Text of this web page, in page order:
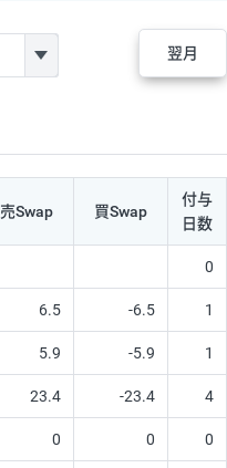
翌月
売Swap 買Swap
付与
日数
0
6.5 -6.5 1
5.9 -5.9 1
23.4 -23.4 4
0 0 0